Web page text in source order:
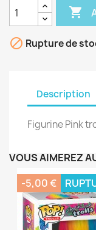

 Rupture de
Description
Figurine Pink
VOUS AIMEREZ
-5,00 €